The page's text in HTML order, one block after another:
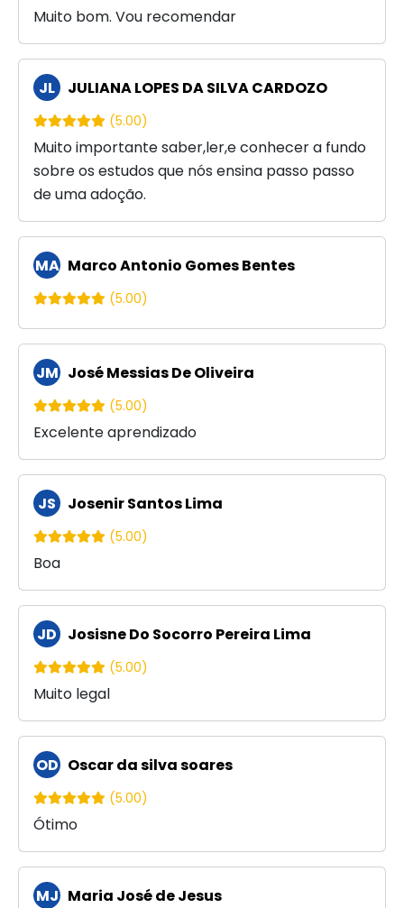
Muito bom. Vou recomendar
JL JULIANA LOPES DA SILVA CARDOZO
(5.00)
Muito importante saber,ler,e conhecer a fundo
sobre os estudos que nós ensina passo passo
de uma adoção.
MA Marco Antonio Gomes Bentes
(5.00)
JM José Messias De Oliveira
(5.00)
Excelente aprendizado
JS Josenir Santos Lima
(5.00)
Boa
JD Josisne Do Socorro Pereira Lima
(5.00)
Muito legal
OD Oscar da silva soares
(5.00)
Ótimo
MJ Maria José de Jesus